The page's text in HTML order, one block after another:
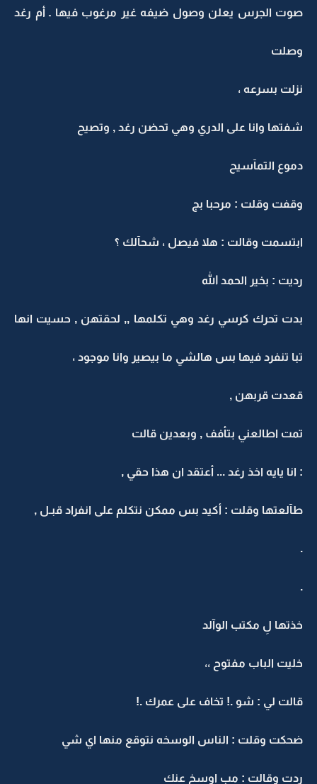
صوت الجرس يعلن وصول ضيفه غير مرغوب فيها ـ أم رغد
وصلت
نزلت بسرعه ،
شفتها وانا على الدري وهي تحضن رغد , وتصيح
دموع التمآسيح
وقفت وقلت : مرحبا بج
ابتسمت وقالت : هلا فيصل ، شحآلك ؟
رديت : بخير الحمد الله
بدت تحرك كرسي رغد وهي تكلمها ,, لحقتهن , حسيت انها
تبا تنفرد فيها بس هالشي ما بيصير وانا موجود ،
قعدت قربهن ,
تمت اطالعني بتأفف , وبعدين قالت
: انا يايه اخذ رغد ... أعتقد ان هذا حقي ,
طآلعتها وقلت : أكيد بس ممكن نتكلم على انفراد قبـل ,
.
.
خذتها لِ مكتب الوآلد
خليت الباب مفتوح ،،
قالت لي : شو .! تخاف على عمرك .!
ضحكت وقلت : الناس الوسخه نتوقع منها اي شي
ردت وقالت : مب اوسخ عنك